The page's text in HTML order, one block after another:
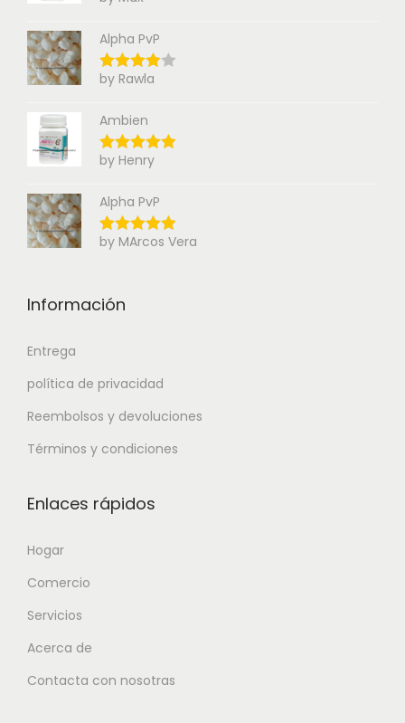
Alpha PvP
by Rawla
Ambien
by Henry
Alpha PvP
by MArcos Vera
Información
Entrega
política de privacidad
Reembolsos y devoluciones
Términos y condiciones
Enlaces rápidos
Hogar
Comercio
Servicios
Acerca de
Contacta con nosotras